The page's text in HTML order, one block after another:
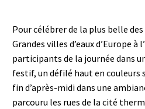
Pour célébrer de la plus belle
Grandes villes d’eaux d’Europe à
participants de la journée dans
festif, un défilé haut en couleurs
fin d’après-midi dans une
parcouru les rues de la cité